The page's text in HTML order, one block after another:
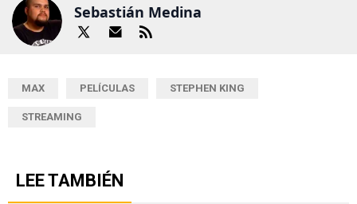
Sebastián Medina
MAX PELÍCULAS STEPHEN KING
STREAMING
LEE TAMBIÉN